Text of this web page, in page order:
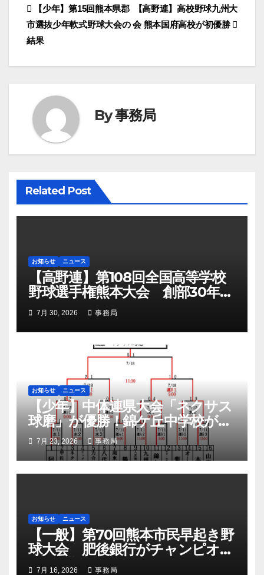
投
稿
ナ
ゲ
ー
シ
ョ
ン
【高野連】高校野球九州大
会 熊本国府高校が初優勝
【少年】第15回熊本県郡
市選抜少年軟式野球大会の
結果
By事務局
Related Post
お知らせ ニュース
【高野連】第108回全国高等学校
野球選手権熊本大会 創部30年有
明高校悲願の初優勝
7月 30, 2026 事務局
お知らせ ニュース
【少年】中体連県大会「ネクサス
球磨」が優勝！錦ケ丘中学校が準
優勝！九州大会へ
7月 23, 2026 事務局
お知らせ ニュース
【一般】第70回熊本市民早起き野
球大会 肥後銀行がチャンピオン
シップ初優勝
7月 16, 2026 事務局